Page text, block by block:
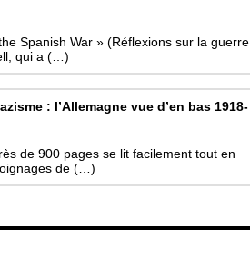
Spanish War » (Réflexions sur la guerre
qui a (…)
: l’Allemagne vue d’en bas 1918-
de 900 pages se lit facilement tout en
de (…)